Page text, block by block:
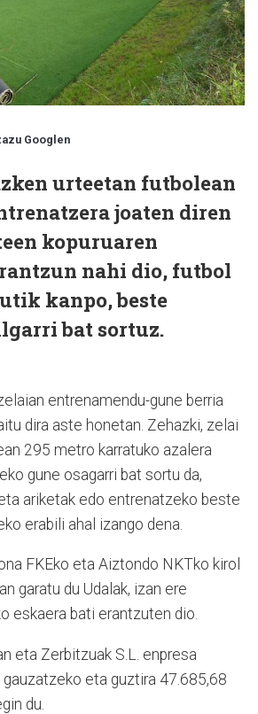
Googlen
urteetan futbolean
joaten diren
kopuruaren
nahi dio, futbol
kanpo, beste
bat sortuz.
entrenamendu-gune berria
dira aste honetan. Zehazki, zelai
295 metro karratuko azalera
gune osagarri bat sortu da,
ariketak edo entrenatzeko beste
erabili ahal izango dena.
FKEko eta Aiztondo NKTko kirol
garatu du Udalak, izan ere
eskaera bati erantzuten dio.
eta Zerbitzuak S.L. enpresa
gauzatzeko eta guztira 47.685,68
du.